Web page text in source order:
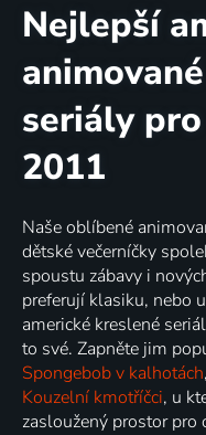
Nejlepší
seriály
2011
Naše oblíbené
dětské večerníčky
spoustu zábavy i
preferují klasiku, nebo
americké kreslené
to své. Zapněte jim
Spongebob v kalhotách,
Kouzelní kmotříčci, u
zasloužený prostor pro